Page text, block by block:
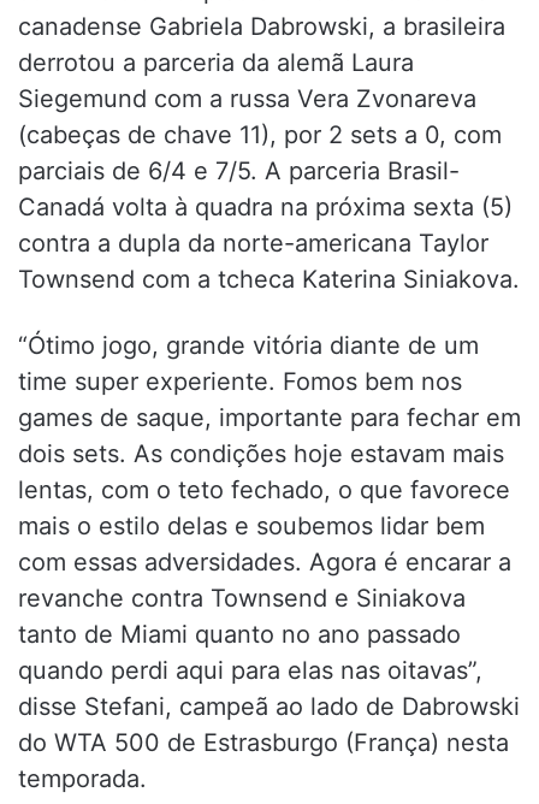
canadense Gabriela Dabrowski, a brasileira
derrotou a parceria da alemã Laura
Siegemund com a russa Vera Zvonareva
(cabeças de chave 11), por 2 sets a 0, com
parciais de 6/4 e 7/5. A parceria Brasil-
Canadá volta à quadra na próxima sexta (5)
contra a dupla da norte-americana Taylor
Townsend com a tcheca Katerina Siniakova.
“Ótimo jogo, grande vitória diante de um
time super experiente. Fomos bem nos
games de saque, importante para fechar em
dois sets. As condições hoje estavam mais
lentas, com o teto fechado, o que favorece
mais o estilo delas e soubemos lidar bem
com essas adversidades. Agora é encarar a
revanche contra Townsend e Siniakova
tanto de Miami quanto no ano passado
quando perdi aqui para elas nas oitavas”,
disse Stefani, campeã ao lado de Dabrowski
do WTA 500 de Estrasburgo (França) nesta
temporada.